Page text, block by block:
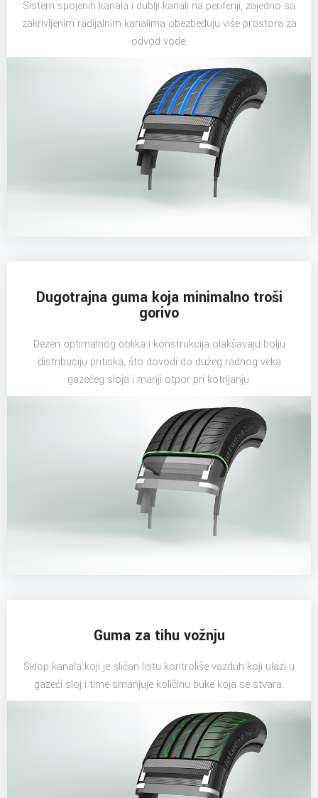
Sistem spojenih kanala i dublji kanali na periferiji, zajedno sa
zakrivljenim radijalnim kanalima obezbeđuju više prostora za
odvod vode.
Dugotrajna guma koja minimalno troši
gorivo
Dezen optimalnog oblika i konstrukcija olakšavaju bolju
distribuciju pritiska, što dovodi do dužeg radnog veka
gazećeg sloja i manji otpor pri kotrljanju.
Guma za tihu vožnju
Sklop kanala koji je sličan listu kontroliše vazduh koji ulazi u
gazeći sloj i time smanjuje količinu buke koja se stvara.